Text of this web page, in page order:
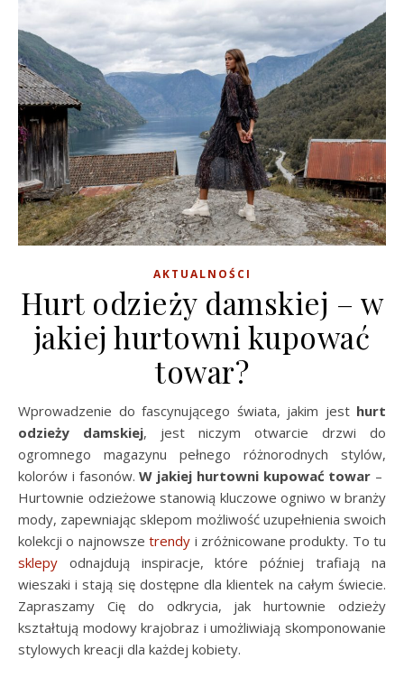
AKTUALNOŚCI
Hurt odzieży damskiej – w
jakiej hurtowni kupować
towar?
Wprowadzenie do fascynującego świata, jakim jest hurt
odzieży damskiej, jest niczym otwarcie drzwi do
ogromnego magazynu pełnego różnorodnych stylów,
kolorów i fasonów.W jakiej hurtowni kupować towar –
Hurtownie odzieżowe stanowią kluczowe ogniwo w branży
mody, zapewniając sklepom możliwość uzupełnienia swoich
kolekcji o najnowszetrendy i zróżnicowane produkty. To tu
sklepy odnajdują inspiracje, które później trafiają na
wieszaki i stają się dostępne dla klientek na całym świecie.
Zapraszamy Cię do odkrycia, jak hurtownie odzieży
kształtują modowy krajobraz i umożliwiają skomponowanie
stylowych kreacji dla każdej kobiety.